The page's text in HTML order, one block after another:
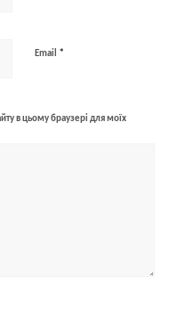
Email *
в цьому браузері для моїх